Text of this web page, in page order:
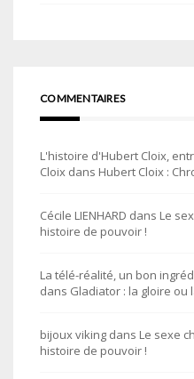
COMMENTAIRES
L'histoire d'Hubert Cloix,
Cloix dans Hubert Cloix :
Cécile LIENHARD dans Le
histoire de pouvoir !
La télé-réalité, un bon
dans Gladiator : la gloire ou
bijoux viking dans Le sexe
histoire de pouvoir !